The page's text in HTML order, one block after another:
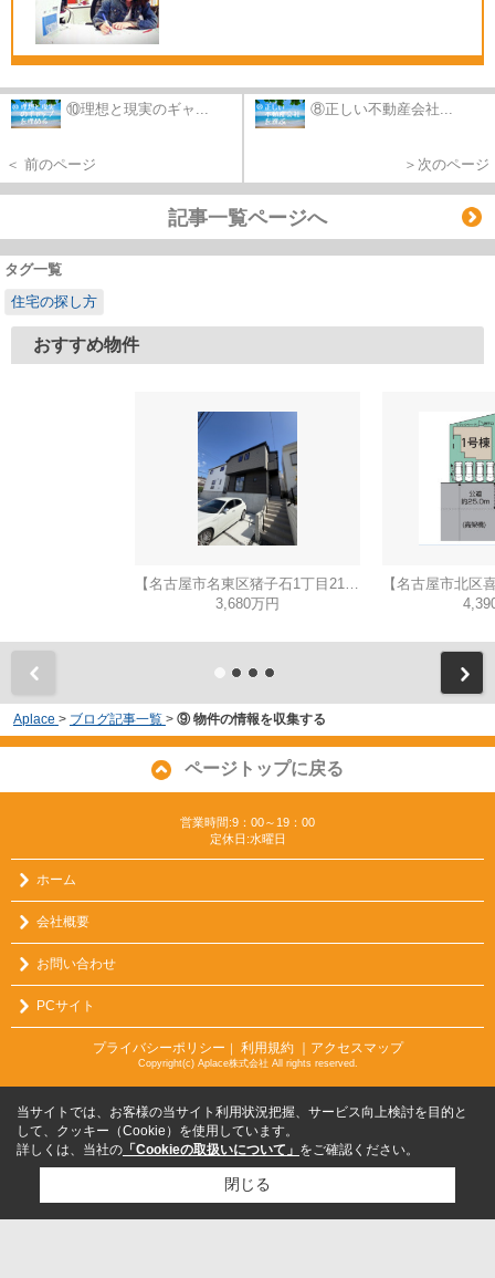
⑩理想と現実のギャ...
＜ 前のページ
⑧正しい不動産会社...
＞次のページ
記事一覧ページへ
タグ一覧
住宅の探し方
おすすめ物件
【名古屋市名東区猪子石1丁目2104新築戸建2号棟】✨️仲介手数料無料✨️猪子石小学校・猪高中学校
3,680万円
Aplace > ブログ記事一覧 > ⑨ 物件の情報を収集する
ページトップに戻る
営業時間:9：00～19：00
定休日:水曜日
ホーム
会社概要
お問い合わせ
PCサイト
プライバシーポリシー 利用規約 ｜アクセスマップ
Copyright(c) Aplace株式会社 All rights reserved.
当サイトでは、お客様の当サイト利用状況把握、サービス向上検討を目的と
して、クッキー（Cookie）を使用しています。
詳しくは、当社の 「Cookieの取扱いについて」 をご確認ください。
閉じる